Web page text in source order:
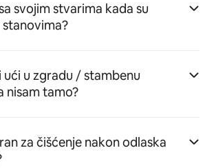
svojim stvarima kada su
ući u zgradu / stambenu
nisam tamo?
za čišćenje nakon odlaska